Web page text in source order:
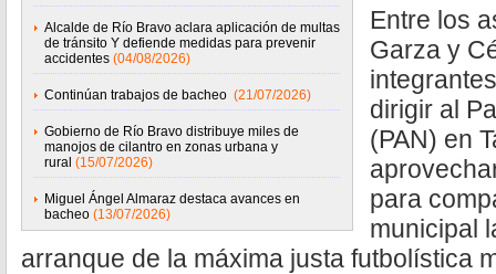
Alcalde de Río Bravo aclara aplicación de multas
de tránsito Y defiende medidas para prevenir
accidentes (04/08/2026)
Continúan trabajos de bacheo (21/07/2026)
Gobierno de Río Bravo distribuye miles de
manojos de cilantro en zonas urbana y
rural (15/07/2026)
Miguel Ángel Almaraz destaca avances en
bacheo (13/07/2026)
Entre los
Garza y
dirigir al
(PAN) en
para
municipal
arranque de la máxima justa futbolística